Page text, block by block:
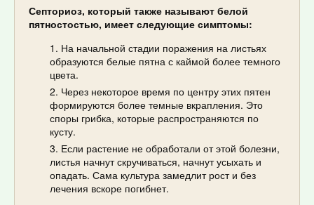
Септориоз, который также называют белой
пятностостью, имеет следующие симптомы:
На начальной стадии поражения на листьях
образуются белые пятна с каймой более темного
цвета.
Через некоторое время по центру этих пятен
формируются более темные вкрапления. Это
споры грибка, которые распространяются по
кусту.
Если растение не обработали от этой болезни,
листья начнут скручиваться, начнут усыхать и
опадать. Сама культура замедлит рост и без
лечения вскоре погибнет.